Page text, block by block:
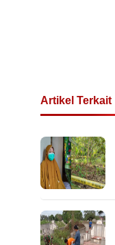
Artikel Terkait